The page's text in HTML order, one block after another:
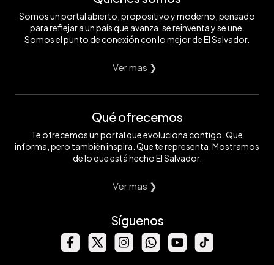
Somos un portal abierto, propositivo y moderno, pensado
para reflejar a un país que avanza, se reinventa y se une.
Somos el punto de conexión con lo mejor de El Salvador.
Ver mas ❯
Qué ofrecemos
Te ofrecemos un portal que evoluciona contigo. Que
informa, pero también inspira. Que te representa. Mostramos
de lo que está hecho El Salvador.
Ver mas ❯
Síguenos